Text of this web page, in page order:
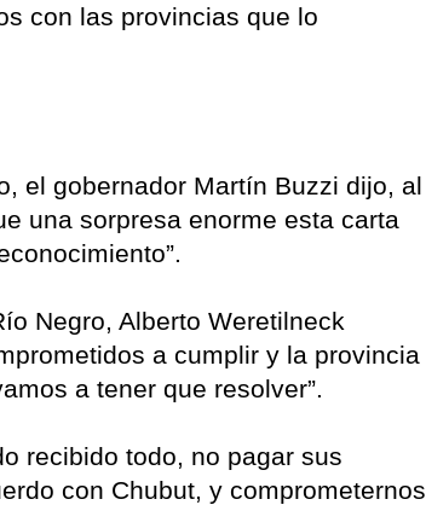
con las provincias que lo
el gobernador Martín Buzzi dijo, al
una sorpresa enorme esta carta
Negro, Alberto Weretilneck
a cumplir y la provincia
a tener que resolver”.
recibido todo, no pagar sus
con Chubut, y comprometernos